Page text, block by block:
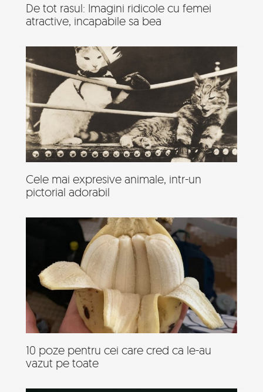
De tot rasul: Imagini ridicole cu femei
atractive, incapabile sa bea
Cele mai expresive animale, intr-un
pictorial adorabil
10 poze pentru cei care cred ca le-au
vazut pe toate